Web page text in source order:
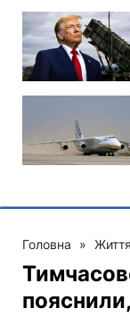
Головна » Життя